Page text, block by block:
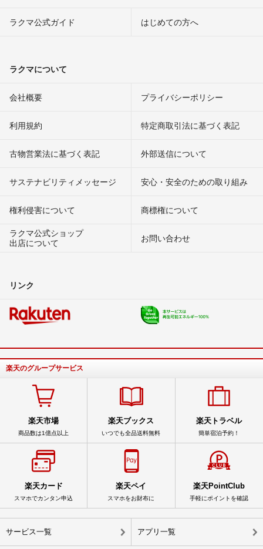
ラクマ公式ガイド はじめての方へ
ラクマについて
会社概要 プライバシーポリシー
利用規約 特定商取引法に基づく表記
古物営業法に基づく表記 外部送信について
サステナビリティメッセージ 安心・安全のための取り組み
権利侵害について
商標権について
ラクマ公式ショップ
出店について
お問い合わせ
リンク
楽天のグループサービス
楽天市場
商品数は1億点以上
楽天ブックス
いつでも全品送料無料
楽天トラベル
簡単宿泊予約！
楽天カード
スマホでカンタン申込
楽天ペイ
スマホをお財布に
楽天PointClub
手軽にポイントを確認
サービス一覧 アプリ一覧